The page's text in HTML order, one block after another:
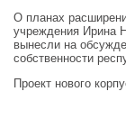
О планах
учреждения Ирина
вынесли на
собственности
Проект нового